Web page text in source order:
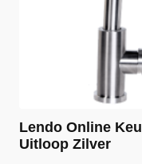
Lendo Online
Uitloop Zilver